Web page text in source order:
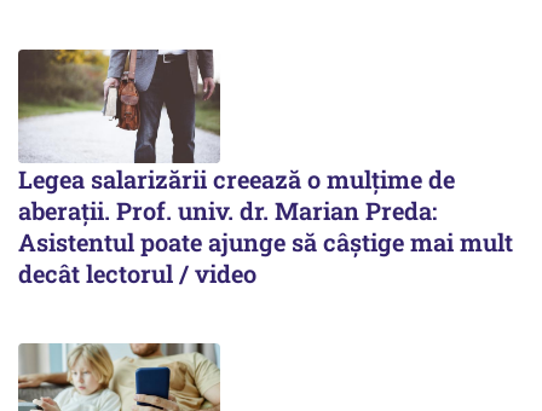
Legea salarizării creează o mulțime de
aberații. Prof. univ. dr. Marian Preda:
Asistentul poate ajunge să câștige mai mult
decât lectorul / video